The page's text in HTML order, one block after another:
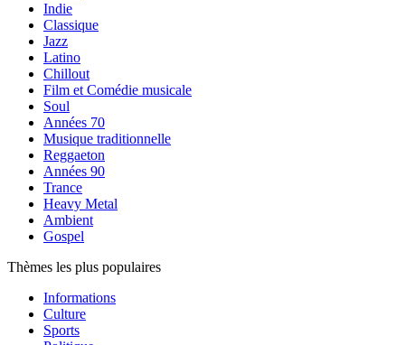
Indie
Classique
Jazz
Latino
Chillout
Film et Comédie musicale
Soul
Années 70
Musique traditionnelle
Reggaeton
Années 90
Trance
Heavy Metal
Ambient
Gospel
Thèmes les plus populaires
Informations
Culture
Sports